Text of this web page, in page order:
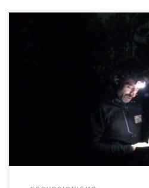
SULLE MADONIE IN NOTTURNA E
Due giorni in escursione tra paesaggi